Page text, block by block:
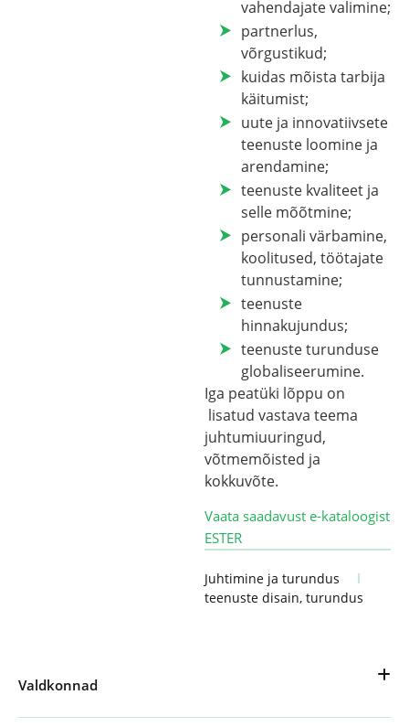
vahendajate valimine;
partnerlus,
võrgustikud;
kuidas mõista tarbija
käitumist;
uute ja innovatiivsete
teenuste loomine ja
arendamine;
teenuste kvaliteet ja
selle mõõtmine;
personali värbamine,
koolitused, töötajate
tunnustamine;
teenuste
hinnakujundus;
teenuste turunduse
globaliseerumine.
Iga peatüki lõppu on
lisatud vastava teema
juhtumiuuringud,
võtmemõisted ja
kokkuvõte.
Vaata saadavust e-kataloogist
ESTER
Juhtimine ja turundus
teenuste disain, turundus
Valdkonnad